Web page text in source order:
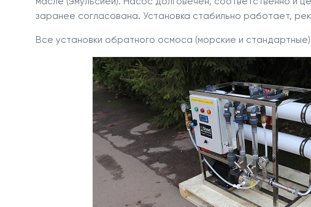
заранее согласована. Установка стабильно работает,
Все установки обратного осмоса (морские и